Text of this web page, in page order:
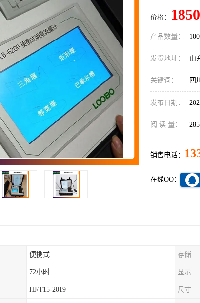
价格：
产品数量：
发货地址： 山
关键词： 四
发布日期：
阅 读 量： 285
销售电话：
在线QQ：
便携式 存储
72小时 显示
HJ/T15-2019 尺寸